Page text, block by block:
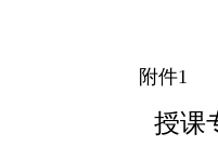
附件1
授课